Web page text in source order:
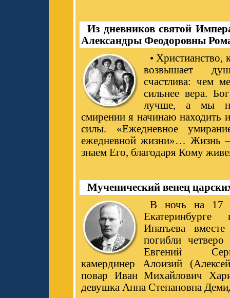
Из дневников святой
Александры Феодоровны
• Христианство,
возвышает
счастлива: чем
сильнее вера.
лучше, а мы
смирении я начинаю находить
силы. «Ежедневное
ежедневной жизни»… Жизнь
знаем Его, благодаря Кому
Мученический венец
В ночь на 17
Ипатьева
погибли
Евгений
камердинер Алоизий
повар Иван Михайлович
девушка Анна Степановна